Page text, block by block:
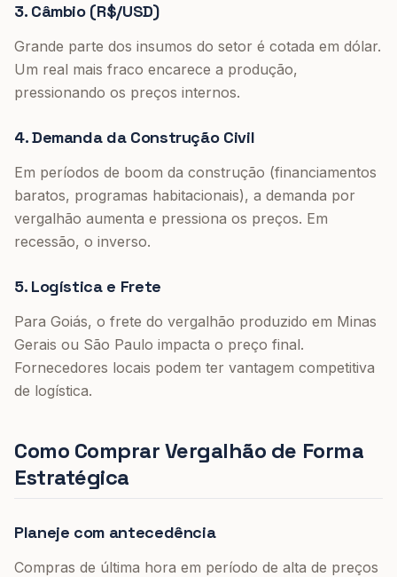
3. Câmbio (R$/USD)
Grande parte dos insumos do setor é cotada em dólar.
Um real mais fraco encarece a produção,
pressionando os preços internos.
4. Demanda da Construção Civil
Em períodos de boom da construção (financiamentos
baratos, programas habitacionais), a demanda por
vergalhão aumenta e pressiona os preços. Em
recessão, o inverso.
5. Logística e Frete
Para Goiás, o frete do vergalhão produzido em Minas
Gerais ou São Paulo impacta o preço final.
Fornecedores locais podem ter vantagem competitiva
de logística.
Como Comprar Vergalhão de Forma
Estratégica
Planeje com antecedência
Compras de última hora em período de alta de preços